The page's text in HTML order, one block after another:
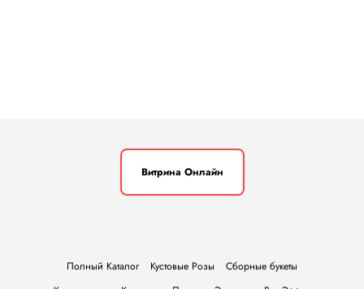
Витрина Онлайн
Полный Каталог Кустовые Розы
Сборные букеты